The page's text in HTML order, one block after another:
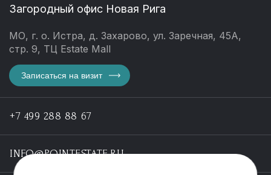
Загородный офис Новая Рига
МО, г. о. Истра, д. Захарово, ул. Заречная, 45А,
стр. 9, ТЦ Estate Mall
Записаться на визит
+7 499 288 88 67
INFO@POINTESTATE.RU